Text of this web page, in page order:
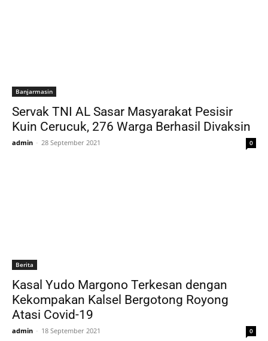
Banjarmasin
Servak TNI AL Sasar Masyarakat Pesisir
Kuin Cerucuk, 276 Warga Berhasil Divaksin
admin - 28 September 2021 0
Berita
Kasal Yudo Margono Terkesan dengan
Kekompakan Kalsel Bergotong Royong
Atasi Covid-19
admin - 18 September 2021 0